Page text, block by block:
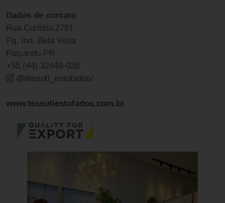
Dados de contato
Rua Curitiba,2781
Pq. Ind. Bela Vista
Paiçandu PR
+55 (44) 32449-028
@tessuti_estofados/
www.tessutiestofados.com.br